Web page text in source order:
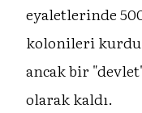
eyaletlerinde
kolonileri
ancak bir
olarak kaldı.